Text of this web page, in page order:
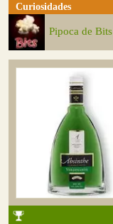
Curiosidades
Pipoca de Bits